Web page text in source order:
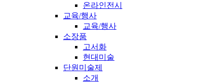
온라인전시
교육/행사
교육/행사
소장품
고서화
현대미술
단원미술제
소개